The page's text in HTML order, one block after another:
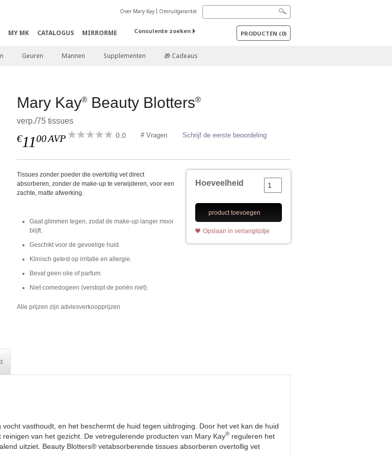
MY MK CATALOGUS MIRRORME
Over Mary Kay Omruilgarantie
Consulente zoeken PRODUCTEN (0)
Geuren Mannen Supplementen 🎁 Cadeaus
Mary Kay® Beauty Blotters®
verp./75 tissues
€1100AVP 0.0 # Vragen Schrijf de eerste beoordeling
Hoeveelheid
product toevoegen
Opslaan in verlanglijstje
Tissues zonder poeder die overtollig vet direct
absorberen, zonder de make-up te verwijderen, voor een
zachte, matte afwerking.
Gaat glimmen tegen, zodat de make-up langer mooi
blijft.
Geschikt voor de gevoelige huid.
Klinisch getest op irritatie en allergie.
Bevat geen olie of parfum.
Niet-comedogeen (verstopt de poriën niet).
Alle prijzen zijn adviesverkoopprijzen
vasthoudt, en het beschermt de huid tegen uitdroging. Door het vet kan de huid
van het gezicht. De vetregulerende producten van Mary Kay®reguleren het
uitziet. Beauty Blotters® vetabsorberende tissues absorberen overtollig vet